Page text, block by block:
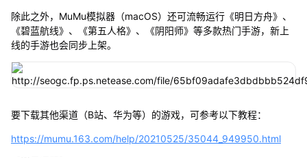
除此之外，MuMu模拟器（macOS）还可流畅运行《明日方舟》、
《碧蓝航线》、《第五人格》、《阴阳师》等多款热门手游，新上
线的手游也会同步上架。
要下载其他渠道（B站、华为等）的游戏，可参考以下教程：
https://mumu.163.com/help/20210525/35044_949950.html